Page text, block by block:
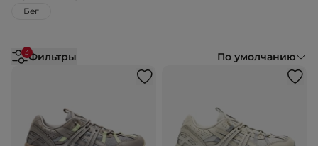
Бег
3Фильтры По умолчанию